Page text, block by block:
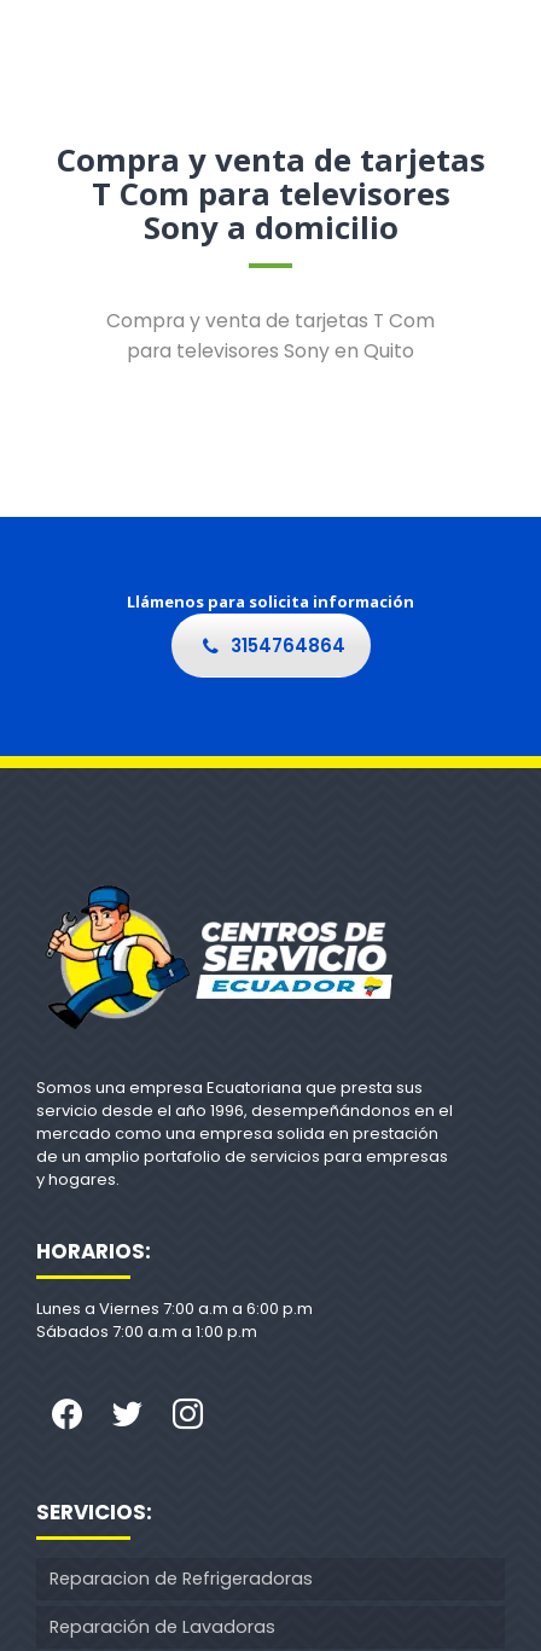
Compra y venta de tarjetas
T Com para televisores
Sony a domicilio
Compra y venta de tarjetas T Com
para televisores Sony en Quito
Llámenos para solicita información
3154764864
Somos una empresa Ecuatoriana que presta sus
servicio desde el año 1996, desempeñándonos en el
mercado como una empresa solida en prestación
de un amplio portafolio de servicios para empresas
y hogares.
HORARIOS:
Lunes a Viernes 7:00 a.m a 6:00 p.m
Sábados 7:00 a.m a 1:00 p.m
SERVICIOS:
Reparacion de Refrigeradoras
Reparación de Lavadoras